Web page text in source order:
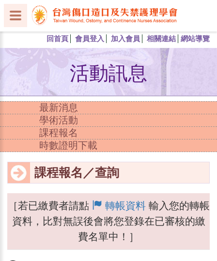
回首頁 會員登入 加入會員 相關連結 網站導覽
活動訊息
最新消息
學術活動
課程報名
時數證明下載
課程報名／查詢
［若已繳費者請點 轉帳資料輸入您的轉帳
資料，比對無誤後會將您登錄在已審核的繳
費名單中！］